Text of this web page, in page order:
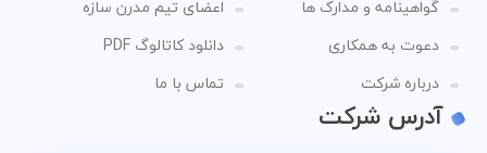
گواهینامه و مدارک ها
اعضای تیم مدرن سازه
دعوت به همکاری
دانلود کاتالوگ PDF
درباره شرکت
تماس با ما
آدرس شرکت